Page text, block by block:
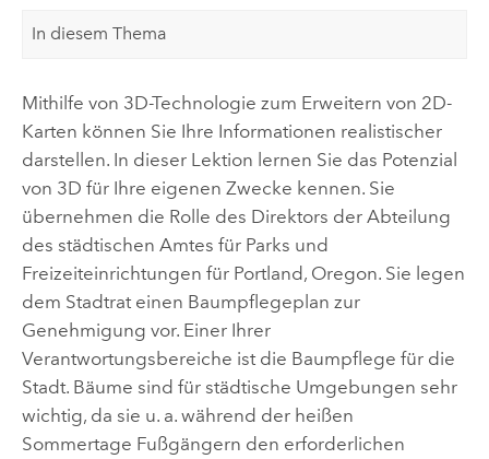
In diesem Thema
Mithilfe von 3D-Technologie zum Erweitern von 2D-
Karten können Sie Ihre Informationen realistischer
darstellen. In dieser Lektion lernen Sie das Potenzial
von 3D für Ihre eigenen Zwecke kennen. Sie
übernehmen die Rolle des Direktors der Abteilung
des städtischen Amtes für Parks und
Freizeiteinrichtungen für Portland, Oregon. Sie legen
dem Stadtrat einen Baumpflegeplan zur
Genehmigung vor. Einer Ihrer
Verantwortungsbereiche ist die Baumpflege für die
Stadt. Bäume sind für städtische Umgebungen sehr
wichtig, da sie u. a. während der heißen
Sommertage Fußgängern den erforderlichen